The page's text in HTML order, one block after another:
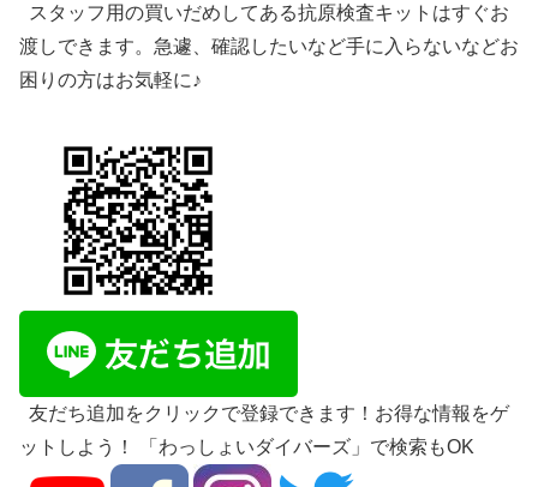
スタッフ用の買いだめしてある抗原検査キットはすぐお
渡しできます。急遽、確認したいなど手に入らないなどお
困りの方はお気軽に♪
友だち追加をクリックで登録できます！お得な情報をゲ
ットしよう！ 「わっしょいダイバーズ」で検索もOK